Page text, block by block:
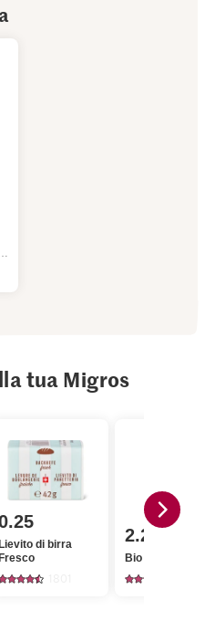
tua Migros
Lievito di birra
Fresco
2.20
Bio Rosmarino